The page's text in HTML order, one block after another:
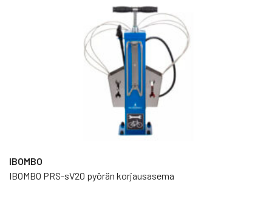
IBOMBO
IBOMBO PRS-sV20 pyörän korjausasema